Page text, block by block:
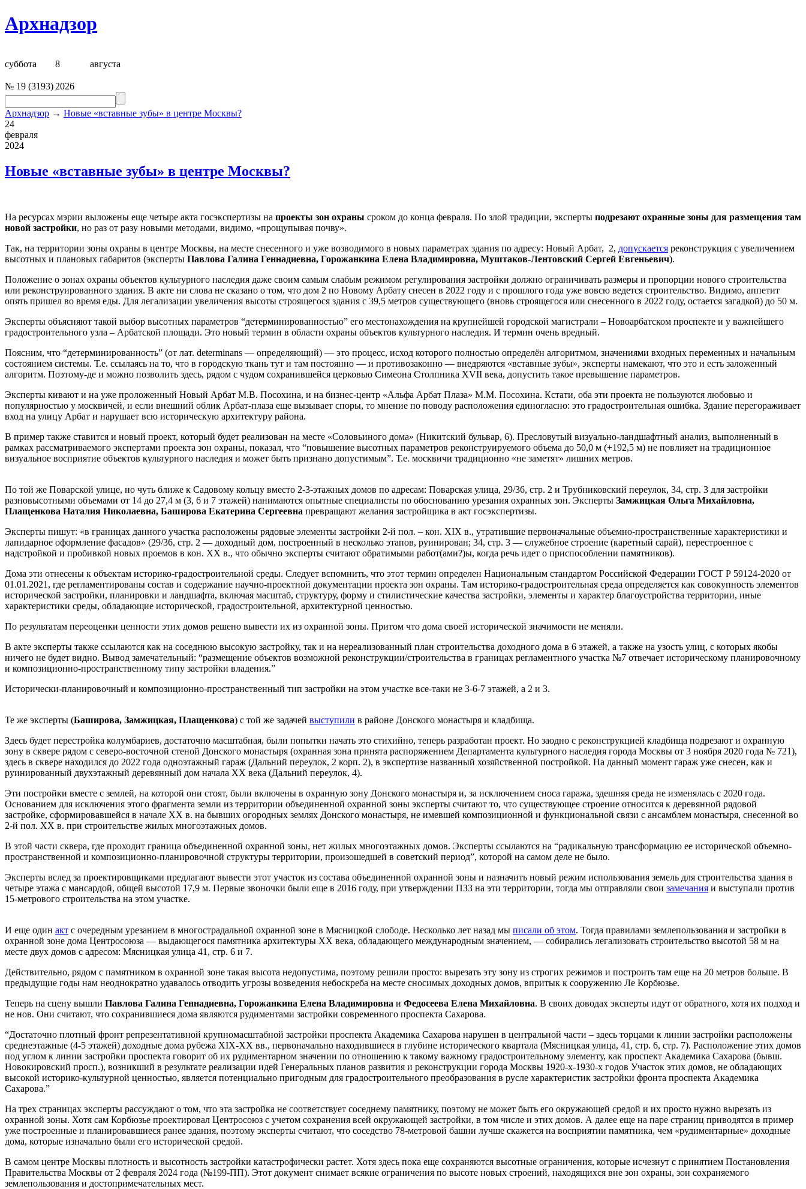
Архнадзор
суббота 8 августа
№ 19 (3193) 2026
Архнадзор → Новые «вставные зубы» в центре Москвы?
24
февраля
2024
Новые «вставные зубы» в центре Москвы?
На ресурсах мэрии выложены еще четыре акта госэкспертизы на проекты зон охраны сроком до конца февраля. По злой традиции, эксперты подрезают охранные зоны для размещения там
новой застройки, но раз от разу новыми методами, видимо, «прощупывая почву».
Так, на территории зоны охраны в центре Москвы, на месте снесенного и уже возводимого в новых параметрах здания по адресу: Новый Арбат, 2, допускается реконструкция с увеличением
высотных и плановых габаритов (эксперты Павлова Галина Геннадиевна, Горожанкина Елена Владимировна, Муштаков-Лентовский Сергей Евгеньевич).
Положение о зонах охраны объектов культурного наследия даже своим самым слабым режимом регулирования застройки должно ограничивать размеры и пропорции нового строительства
или реконструированного здания. В акте ни слова не сказано о том, что дом 2 по Новому Арбату снесен в 2022 году и с прошлого года уже вовсю ведется строительство. Видимо, аппетит
опять пришел во время еды. Для легализации увеличения высоты строящегося здания с 39,5 метров существующего (вновь строящегося или снесенного в 2022 году, остается загадкой) до 50 м.
Эксперты объясняют такой выбор высотных параметров “детерминированностью” его местонахождения на крупнейшей городской магистрали – Новоарбатском проспекте и у важнейшего
градостроительного узла – Арбатской площади. Это новый термин в области охраны объектов культурного наследия. И термин очень вредный.
Поясним, что “детерминированность” (от лат. determinans — определяющий) — это процесс, исход которого полностью определён алгоритмом, значениями входных переменных и начальным
состоянием системы. Т.е. ссылаясь на то, что в городскую ткань тут и там постоянно — и противозаконно — внедряются «вставные зубы», эксперты намекают, что это и есть заложенный
алгоритм. Поэтому-де и можно позволить здесь, рядом с чудом сохранившейся церковью Симеона Столпника XVII века, допустить такое превышение параметров.
Эксперты кивают и на уже проложенный Новый Арбат М.В. Посохина, и на бизнес-центр «Альфа Арбат Плаза» М.М. Посохина. Кстати, оба эти проекта не пользуются любовью и
популярностью у москвичей, и если внешний облик Арбат-плаза еще вызывает споры, то мнение по поводу расположения единогласно: это градостроительная ошибка. Здание перегораживает
вход на улицу Арбат и нарушает всю историческую архитектуру района.
В пример также ставится и новый проект, который будет реализован на месте «Соловьиного дома» (Никитский бульвар, 6). Пресловутый визуально-ландшафтный анализ, выполненный в
рамках рассматриваемого экспертами проекта зон охраны, показал, что “повышение высотных параметров реконструируемого объема до 50,0 м (+192,5 м) не повлияет на традиционное
визуальное восприятие объектов культурного наследия и может быть признано допустимым”. Т.е. москвичи традиционно «не заметят» лишних метров.
По той же Поварской улице, но чуть ближе к Садовому кольцу вместо 2-3-этажных домов по адресам: Поварская улица, 29/36, стр. 2 и Трубниковский переулок, 34, стр. 3 для застройки
разновысотными объемами от 14 до 27,4 м (3, 6 и 7 этажей) нанимаются опытные специалисты по обоснованию урезания охранных зон. Эксперты Замжицкая Ольга Михайловна,
Плащенкова Наталия Николаевна, Баширова Екатерина Сергеевна превращают желания застройщика в акт госэкспертизы.
Эксперты пишут: «в границах данного участка расположены рядовые элементы застройки 2-й пол. – кон. XIX в., утратившие первоначальные объемно-пространственные характеристики и
лапидарное оформление фасадов» (29/36, стр. 2 — доходный дом, построенный в несколько этапов, руинирован; 34, стр. 3 — служебное строение (каретный сарай), перестроенное с
надстройкой и пробивкой новых проемов в кон. ХХ в., что обычно эксперты считают обратимыми работ(ами?)ы, когда речь идет о приспособлении памятников).
Дома эти отнесены к объектам историко-градостроительной среды. Следует вспомнить, что этот термин определен Национальным стандартом Российской Федерации ГОСТ Р 59124-2020 от
01.01.2021, где регламентированы состав и содержание научно-проектной документации проекта зон охраны. Там историко-градостроительная среда определяется как совокупность элементов
исторической застройки, планировки и ландшафта, включая масштаб, структуру, форму и стилистические качества застройки, элементы и характер благоустройства территории, иные
характеристики среды, обладающие исторической, градостроительной, архитектурной ценностью.
По результатам переоценки ценности этих домов решено вывести их из охранной зоны. Притом что дома своей исторической значимости не меняли.
В акте эксперты также ссылаются как на соседнюю высокую застройку, так и на нереализованный план строительства доходного дома в 6 этажей, а также на узость улиц, с которых якобы
ничего не будет видно. Вывод замечательный: “размещение объектов возможной реконструкции/строительства в границах регламентного участка №7 отвечает историческому планировочному
и композиционно-пространственному типу застройки владения.”
Исторически-планировочный и композиционно-пространственный тип застройки на этом участке все-таки не 3-6-7 этажей, а 2 и 3.
Те же эксперты (Баширова, Замжицкая, Плащенкова) с той же задачей выступили в районе Донского монастыря и кладбища.
Здесь будет перестройка колумбариев, достаточно масштабная, были попытки начать это стихийно, теперь разработан проект. Но заодно с реконструкцией кладбища подрезают и охранную
зону в сквере рядом с северо-восточной стеной Донского монастыря (охранная зона принята распоряжением Департамента культурного наследия города Москвы от 3 ноября 2020 года № 721),
здесь в сквере находился до 2022 года одноэтажный гараж (Дальний переулок, 2 корп. 2), в экспертизе названный хозяйственной постройкой. На данный момент гараж уже снесен, как и
руинированный двухэтажный деревянный дом начала XX века (Дальний переулок, 4).
Эти постройки вместе с землей, на которой они стоят, были включены в охранную зону Донского монастыря и, за исключением сноса гаража, здешняя среда не изменялась с 2020 года.
Основанием для исключения этого фрагмента земли из территории объединенной охранной зоны эксперты считают то, что существующее строение относится к деревянной рядовой
застройке, сформировавшейся в начале ХХ в. на бывших огородных землях Донского монастыря, не имевшей композиционной и функциональной связи с ансамблем монастыря, снесенной во
2-й пол. ХХ в. при строительстве жилых многоэтажных домов.
В этой части сквера, где проходит граница объединенной охранной зоны, нет жилых многоэтажных домов. Эксперты ссылаются на “радикальную трансформацию ее исторической объемно-
пространственной и композиционно-планировочной структуры территории, произошедшей в советский период”, которой на самом деле не было.
Эксперты вслед за проектировщиками предлагают вывести этот участок из состава объединенной охранной зоны и назначить новый режим использования земель для строительства здания в
четыре этажа с мансардой, общей высотой 17,9 м. Первые звоночки были еще в 2016 году, при утверждении ПЗЗ на эти территории, тогда мы отправляли свои замечания и выступали против
15-метрового строительства на этом участке.
И еще один акт с очередным урезанием в многострадальной охранной зоне в Мясницкой слободе. Несколько лет назад мы писали об этом. Тогда правилами землепользования и застройки в
охранной зоне дома Центросоюза — выдающегося памятника архитектуры ХХ века, обладающего международным значением, — собирались легализовать строительство высотой 58 м на
месте двух домов с адресом: Мясницкая улица 41, стр. 6 и 7.
Действительно, рядом с памятником в охранной зоне такая высота недопустима, поэтому решили просто: вырезать эту зону из строгих режимов и построить там еще на 20 метров больше. В
предыдущие годы нам неоднократно удавалось отводить угрозы возведения небоскреба на месте сносимых доходных домов, впритык к сооружению Ле Корбюзье.
Теперь на сцену вышли Павлова Галина Геннадиевна, Горожанкина Елена Владимировна и Федосеева Елена Михайловна. В своих доводах эксперты идут от обратного, хотя их подход и
не нов. Они считают, что сохранившиеся дома являются рудиментами застройки современного проспекта Сахарова.
“Достаточно плотный фронт репрезентативной крупномасштабной застройки проспекта Академика Сахарова нарушен в центральной части – здесь торцами к линии застройки расположены
среднеэтажные (4-5 этажей) доходные дома рубежа XIX-XX вв., первоначально находившиеся в глубине исторического квартала (Мясницкая улица, 41, стр. 6, стр. 7). Расположение этих домов
под углом к линии застройки проспекта говорит об их рудиментарном значении по отношению к такому важному градостроительному элементу, как проспект Академика Сахарова (бывш.
Новокировский просп.), возникший в результате реализации идей Генеральных планов развития и реконструкции города Москвы 1920-х-1930-х годов Участок этих домов, не обладающих
высокой историко-культурной ценностью, является потенциально пригодным для градостроительного преобразования в русле характеристик застройки фронта проспекта Академика
Сахарова.”
На трех страницах эксперты рассуждают о том, что эта застройка не соответствует соседнему памятнику, поэтому не может быть его окружающей средой и их просто нужно вырезать из
охранной зоны. Хотя сам Корбюзье проектировал Центросоюз с учетом сохранения всей окружающей застройки, в том числе и этих домов. А далее еще на паре страниц приводятся в пример
уже построенные и планировавшиеся ранее здания, поэтому эксперты считают, что соседство 78-метровой башни лучше скажется на восприятии памятника, чем «рудиментарные» доходные
дома, которые изначально были его исторической средой.
В самом центре Москвы плотность и высотность застройки катастрофически растет. Хотя здесь пока еще сохраняются высотные ограничения, которые исчезнут с принятием Постановления
Правительства Москвы от 2 февраля 2024 года (№199-ПП). Этот документ снимает всякие ограничения по высоте новых строений, находящихся вне зон охраны, зон сохраняемого
землепользования и достопримечательных мест.